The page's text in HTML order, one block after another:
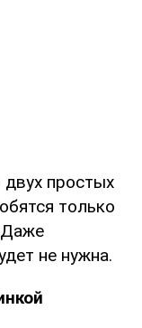
двух простых
только
Даже
не нужна.